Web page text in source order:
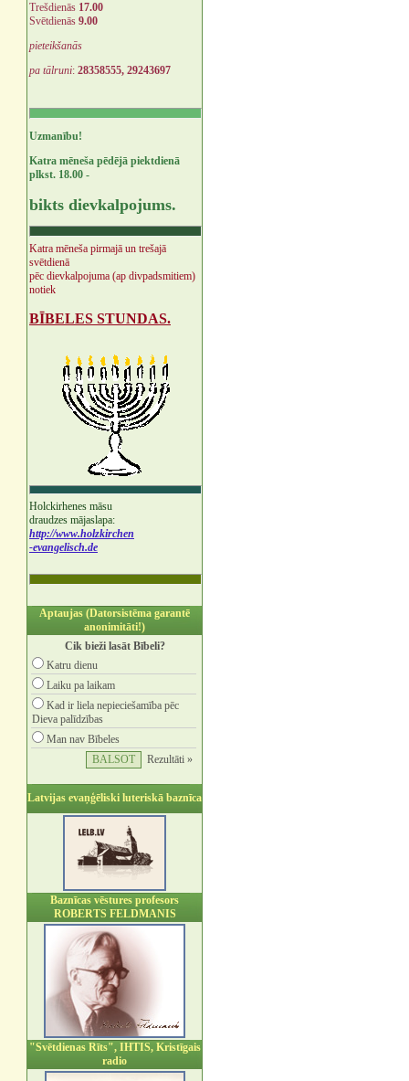
Trešdienās 17.00
Svētdienās 9.00
pieteikšanās
pa tālruni: 28358555, 29243697
Uzmanību!
Katra mēneša pēdējā piektdienā
plkst. 18.00 -
bikts dievkalpojums.
Katra mēneša pirmajā un trešajā
svētdienā
pēc dievkalpojuma (ap divpadsmitiem)
notiek
BĪBELES STUNDAS.
Holckirhenes māsu
draudzes mājaslapa:
http://www.holzkirchen
-evangelisch.de
Aptaujas (Datorsistēma garantē
anonimitāti!)
Cik bieži lasāt Bībeli?
Katru dienu
Laiku pa laikam
Kad ir liela nepieciešamība pēc
Dieva palīdzības
Man nav Bībeles
Rezultāti »
Latvijas evaņģēliski luteriskā baznīca
Baznīcas vēstures profesors
ROBERTS FELDMANIS
"Svētdienas Rīts", IHTIS, Kristīgais
radio